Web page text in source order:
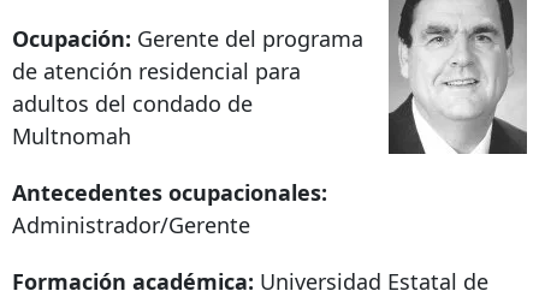
Ocupación: Gerente del programa
de atención residencial para
adultos del condado de
Multnomah
Antecedentes ocupacionales:
Administrador/Gerente
Formación académica: Universidad Estatal de